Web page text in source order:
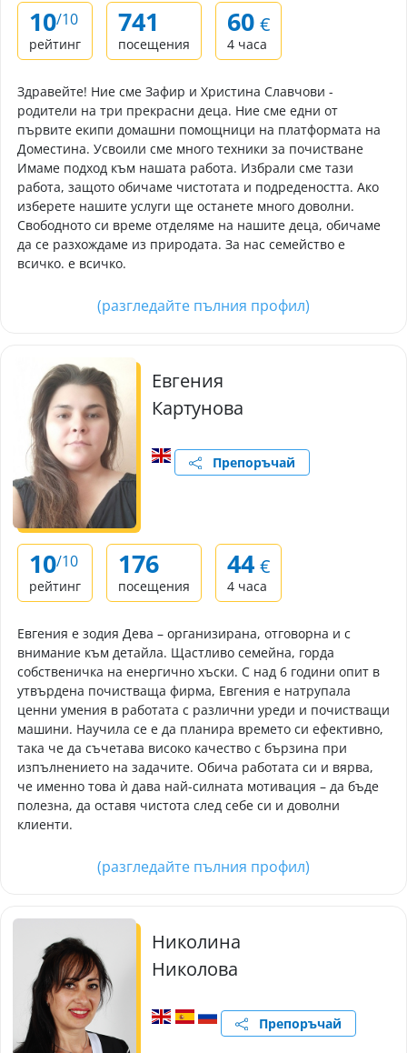
10/10
рейтинг
741
посещения
60 €
4 часа
Здравейте! Ние сме Зафир и Христина Славчови -
родители на три прекрасни деца. Ние сме едни от
първите екипи домашни помощници на платформата на
Доместина. Усвоили сме много техники за почистване
Имаме подход към нашата работа. Избрали сме тази
работа, защото обичаме чистотата и подредеността. Ако
изберете нашите услуги ще останете много доволни.
Свободното си време отделяме на нашите деца, обичаме
да се разхождаме из природата. За нас семейство е
всичко. е всичко.
(разгледайте пълния профил)
Евгения
Картунова
Препоръчай
10/10
рейтинг
176
посещения
44 €
4 часа
Евгения е зодия Дева – организирана, отговорна и с
внимание към детайла. Щастливо семейна, горда
собственичка на енергично хъски. С над 6 години опит в
утвърдена почистваща фирма, Евгения е натрупала
ценни умения в работата с различни уреди и почистващи
машини. Научила се е да планира времето си ефективно,
така че да съчетава високо качество с бързина при
изпълнението на задачите. Обича работата си и вярва,
че именно това ѝ дава най-силната мотивация – да бъде
полезна, да оставя чистота след себе си и доволни
клиенти.
(разгледайте пълния профил)
Николина
Николова
Препоръчай